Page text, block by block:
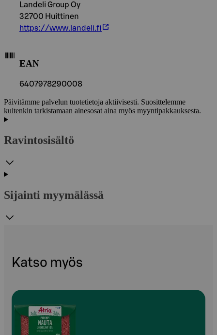
Landeli Group Oy
32700 Huittinen
https://www.landeli.fi
EAN
6407978290008
Päivitämme palvelun tuotetietoja aktiivisesti. Suosittelemme
kuitenkin tarkistamaan ainesosat aina myös myyntipakkauksesta.
Ravintosisältö
Sijainti myymälässä
Katso myös